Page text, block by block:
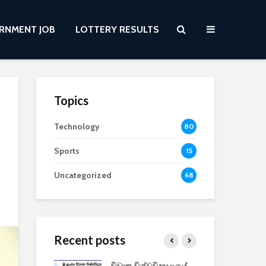
JOB LOTTERY RESULTS
Topics
Technology 80
Sports 15
Uncategorized 68
Recent posts